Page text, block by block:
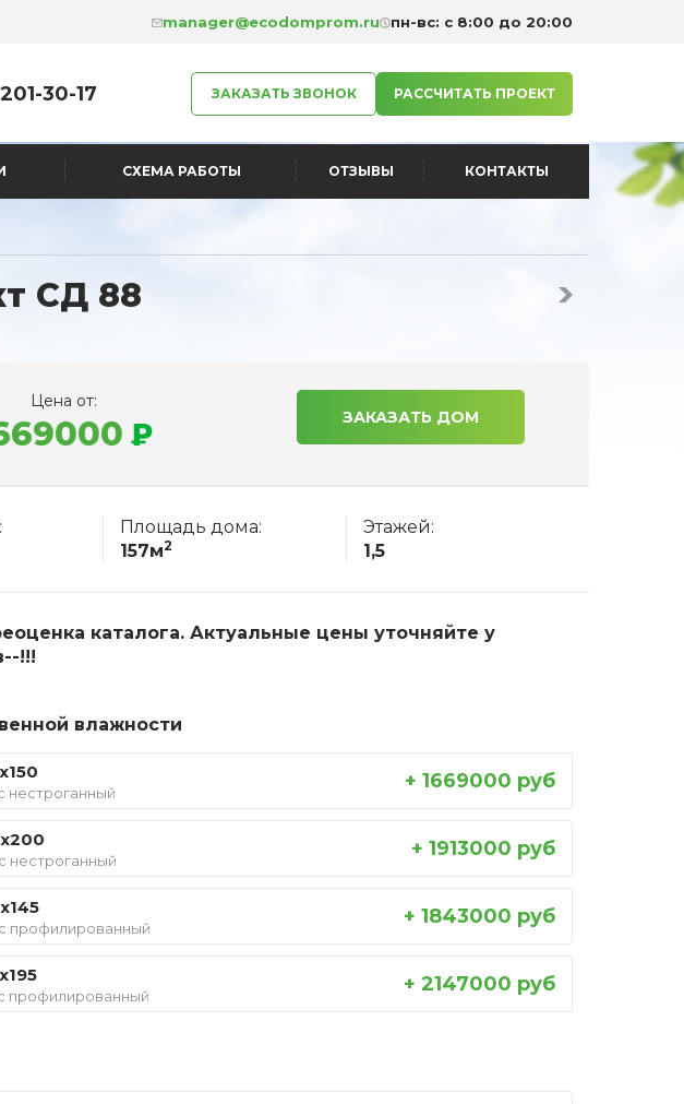
manager@ecodomprom.ru пн-вс: с 8:00 до 20:00
30-17 ЗАКАЗАТЬ ЗВОНОК РАССЧИТАТЬ ПРОЕКТ
СХЕМА РАБОТЫ ОТЗЫВЫ КОНТАКТЫ
СД 88
Цена от:
ЗАКАЗАТЬ ДОМ
Площадь дома:
157м2
Этажей:
1,5
каталога. Актуальные цены уточняйте у
!!!
влажности
нестроганный + 1669000 руб
нестроганный + 1913000 руб
профилированный + 1843000 руб
профилированный + 2147000 руб